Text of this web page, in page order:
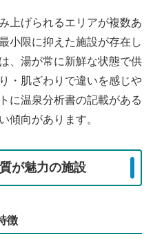
上げられるエリアが複数あ
小限に抑えた施設が存在し
、湯が常に新鮮な状態で供
・肌ざわりで違いを感じや
に温泉分析書の記載がある
傾向があります。
が魅力の施設
徴